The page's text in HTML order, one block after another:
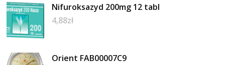
Nifuroksazyd 200mg 12 tabl
4,88zł
Orient FAB00007C9